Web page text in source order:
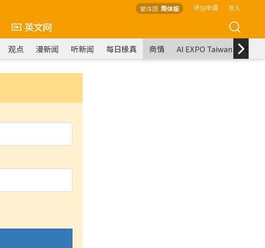
繁体版 简体版 评估申请 登入
英文网
观点 漫新闻 听新闻 每日椽真 商情 AI EXPO Taiwan